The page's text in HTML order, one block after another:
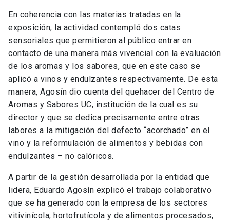
En coherencia con las materias tratadas en la
exposición, la actividad contempló dos catas
sensoriales que permitieron al público entrar en
contacto de una manera más vivencial con la evaluación
de los aromas y los sabores, que en este caso se
aplicó a vinos y endulzantes respectivamente. De esta
manera, Agosín dio cuenta del quehacer del Centro de
Aromas y Sabores UC, institución de la cual es su
director y que se dedica precisamente entre otras
labores a la mitigación del defecto “acorchado” en el
vino y la reformulación de alimentos y bebidas con
endulzantes – no calóricos.
A partir de la gestión desarrollada por la entidad que
lidera, Eduardo Agosín explicó el trabajo colaborativo
que se ha generado con la empresa de los sectores
vitivinícola, hortofrutícola y de alimentos procesados,